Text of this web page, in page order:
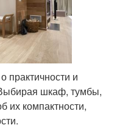
практичности и
шкаф, тумбы,
их компактности,